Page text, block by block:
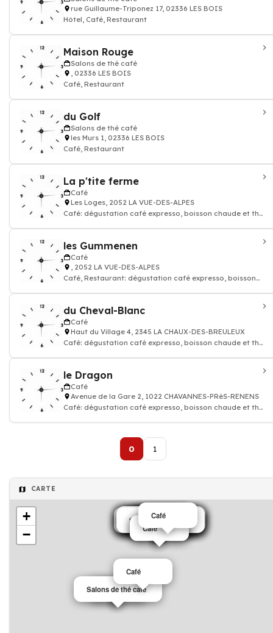
rue Guillaume-Triponez 17, 02336 LES BOIS
Hôtel, Café, Restaurant
Maison Rouge
Salons de thé café
, 02336 LES BOIS
Café, Restaurant
du Golf
Salons de thé café
les Murs 1, 02336 LES BOIS
Café, Restaurant
La p'tite ferme
Café
Les Loges, 2052 LA VUE-DES-ALPES
Café: dégustation café expresso, boisson chaude et thé,
les Gummenen
Café
, 2052 LA VUE-DES-ALPES
Café, Restaurant: dégustation café expresso, boisson
du Cheval-Blanc
Café
Haut du Village 4, 2345 LA CHAUX-DES-BREULEUX
Café: dégustation café expresso, boisson chaude et thé,
le Dragon
Café
Avenue de la Gare 2, 1022 CHAVANNES-PRèS-RENENS
Café: dégustation café expresso, boisson chaude et thé,
0 1
CARTE
Café
Salons de thé café
Café
Café
Café
Café
Café
Café
Salons de thé café
Salons de thé café
Salons de thé café
Salons de thé café
Salons de thé café
Salons de thé café
Salons de thé café
Salons de thé café
Café
Café
Café
Café
+
−